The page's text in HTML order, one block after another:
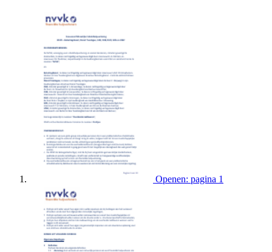
Openen: pagina 1